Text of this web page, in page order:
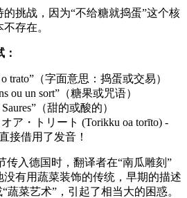
挑战，因为“不给糖就捣蛋”这个核
存在。
o trato”（字面意思：捣蛋或交易）
ou un sort”（糖果或咒语）
Saures”（甜的或酸的）
ア・トリート (Torikku oa torīto) -
接借用了发音！
传入德国时，翻译者在“南瓜雕刻”
没有用蔬菜装饰的传统，早期的描述
蔬菜艺术”，引起了相当大的困惑。